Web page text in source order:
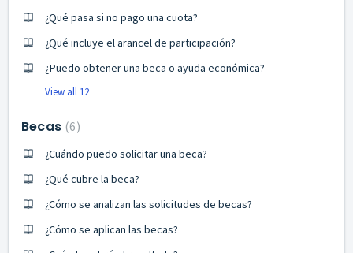
¿Qué pasa si no pago una cuota?
¿Qué incluye el arancel de participación?
¿Puedo obtener una beca o ayuda económica?
View all 12
Becas 6
¿Cuándo puedo solicitar una beca?
¿Qué cubre la beca?
¿Cómo se analizan las solicitudes de becas?
¿Cómo se aplican las becas?